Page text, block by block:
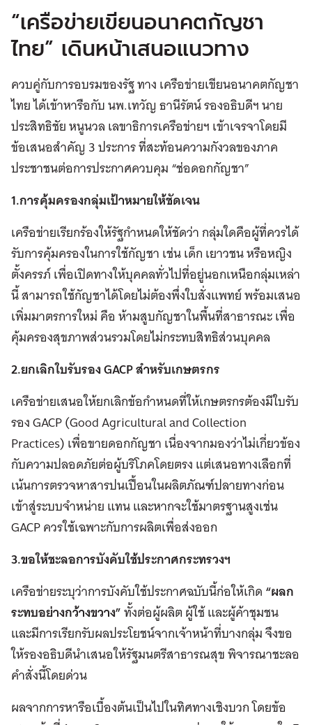
​​“เครือข่ายเขียนอนาคตกัญชา
ไทย” เดินหน้าเสนอแนวทาง
ควบคู่กับการอบรมของรัฐ ทาง เครือข่ายเขียนอนาคตกัญชา
ไทย ได้เข้าหารือกับ นพ.เทวัญ ธานีรัตน์ รองอธิบดีฯ นาย
ประสิทธิชัย หนูนวล เลขาธิการเครือข่ายฯ เข้าเจรจาโดยมี
ข้อเสนอสำคัญ 3 ประการ ที่สะท้อนความกังวลของภาค
ประชาชนต่อการประกาศควบคุม “ช่อดอกกัญชา”
1.การคุ้มครองกลุ่มเป้าหมายให้ชัดเจน
เครือข่ายเรียกร้องให้รัฐกำหนดให้ชัดว่า กลุ่มใดคือผู้ที่ควรได้
รับการคุ้มครองในการใช้กัญชา เช่น เด็ก เยาวชน หรือหญิง
ตั้งครรภ์ เพื่อเปิดทางให้บุคคลทั่วไปที่อยู่นอกเหนือกลุ่มเหล่า
นี้ สามารถใช้กัญชาได้โดยไม่ต้องพึ่งใบสั่งแพทย์ พร้อมเสนอ
เพิ่มมาตรการใหม่ คือ ห้ามสูบกัญชาในพื้นที่สาธารณะ เพื่อ
คุ้มครองสุขภาพส่วนรวมโดยไม่กระทบสิทธิส่วนบุคคล
2.ยกเลิกใบรับรอง GACP สำหรับเกษตรกร
เครือข่ายเสนอให้ยกเลิกข้อกำหนดที่ให้เกษตรกรต้องมีใบรับ
รอง GACP (Good Agricultural and Collection
Practices) เพื่อขายดอกกัญชา เนื่องจากมองว่าไม่เกี่ยวข้อง
กับความปลอดภัยต่อผู้บริโภคโดยตรง แต่เสนอทางเลือกที่
เน้นการตรวจหาสารปนเปื้อนในผลิตภัณฑ์ปลายทางก่อน
เข้าสู่ระบบจำหน่าย แทน และหากจะใช้มาตรฐานสูงเช่น
GACP ควรใช้เฉพาะกับการผลิตเพื่อส่งออก
3.ขอให้ชะลอการบังคับใช้ประกาศกระทรวงฯ
เครือข่ายระบุว่าการบังคับใช้ประกาศฉบับนี้ก่อให้เกิด“ผลก
ระทบอย่างกว้างขวาง”ทั้งต่อผู้ผลิต ผู้ใช้ และผู้ค้าชุมชน
และมีการเรียกรับผลประโยชน์จากเจ้าหน้าที่บางกลุ่ม จึงขอ
ให้รองอธิบดีนำเสนอให้รัฐมนตรีสาธารณสุข พิจารณาชะลอ
คำสั่งนี้โดยด่วน
ผลจากการหารือเบื้องต้นเป็นไปในทิศทางเชิงบวก โดยข้อ